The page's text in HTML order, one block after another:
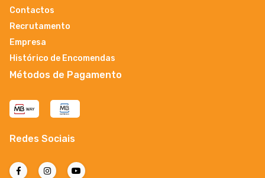
Contactos
Recrutamento
Empresa
Histórico de Encomendas
Métodos de Pagamento
Redes Sociais